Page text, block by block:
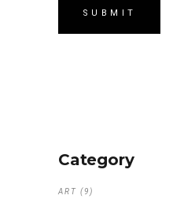
Category
ART (9)